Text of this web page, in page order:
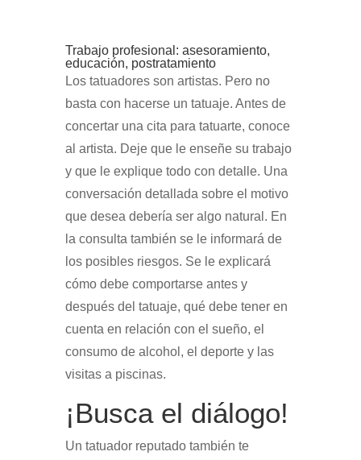
Trabajo profesional: asesoramiento,
educación, postratamiento
Los tatuadores son artistas. Pero no
basta con hacerse un tatuaje. Antes de
concertar una cita para tatuarte, conoce
al artista. Deje que le enseñe su trabajo
y que le explique todo con detalle. Una
conversación detallada sobre el motivo
que desea debería ser algo natural. En
la consulta también se le informará de
los posibles riesgos. Se le explicará
cómo debe comportarse antes y
después del tatuaje, qué debe tener en
cuenta en relación con el sueño, el
consumo de alcohol, el deporte y las
visitas a piscinas.
¡Busca el diálogo!
Un tatuador reputado también te